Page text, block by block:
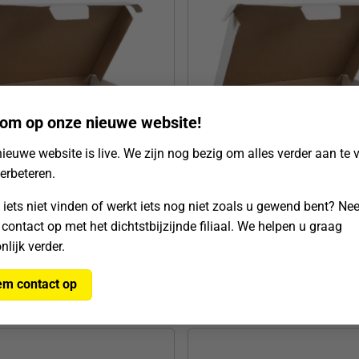
op onze nieuwe website!
website is live. We zijn nog bezig om alles verder aan te
iets niet vinden of werkt iets nog niet zoals u gewend bent?
op met het dichtstbijzijnde filiaal. We helpen u graag
verder.
contact op
1004208
350x250x28mm pak a 50st
Artikelnummer1003126